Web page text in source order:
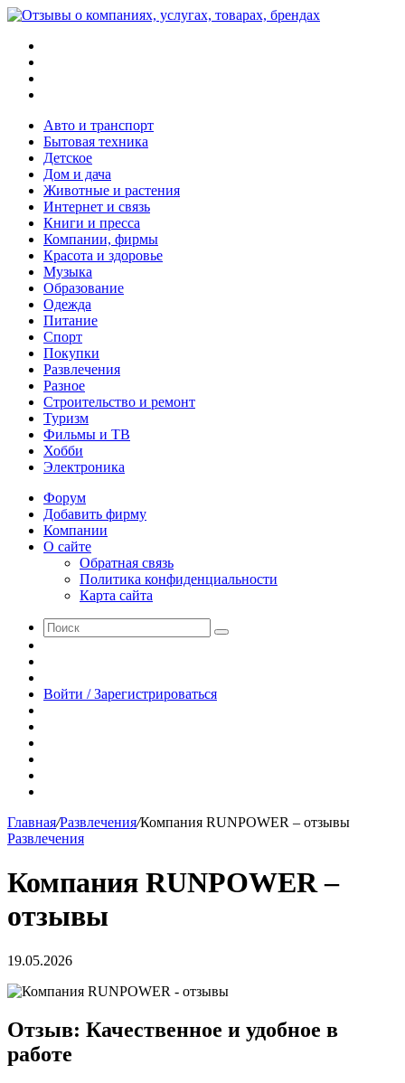
Авто и транспорт
Бытовая техника
Детское
Дом и дача
Животные и растения
Интернет и связь
Книги и пресса
Компании, фирмы
Красота и здоровье
Музыка
Образование
Одежда
Питание
Спорт
Покупки
Развлечения
Разное
Строительство и ремонт
Туризм
Фильмы и ТВ
Хобби
Электроника
Форум
Добавить фирму
Компании
О сайте
Обратная связь
Политика конфиденциальности
Карта сайта
Поиск
статья
Войти / Зарегистрироваться
Главная/Развлечения/Компания RUNPOWER – отзывы
Развлечения
Компания RUNPOWER –
отзывы
19.05.2026
Отзыв: Качественное и удобное в
работе